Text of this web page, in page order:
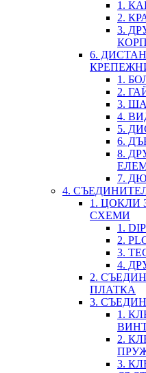
1.
2.
3.
6.
1.
2.
3.
4.
5.
6.
8.
7.
4.
1. ЦОКЛИ
СХЕМИ
1.
2.
3.
4.
2.
ПЛАТКА
3.
1.
2.
3.